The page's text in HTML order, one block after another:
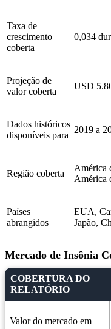
Taxa de
crescimento
coberta
0,034
Projeção de
valor coberta
USD
Dados históricos
disponíveis para
2019 a
Região coberta
América
América
Países
abrangidos
EUA,
Japão,
Mercado de Insônia
COBERTURA DO
RELATÓRIO
Valor do mercado em